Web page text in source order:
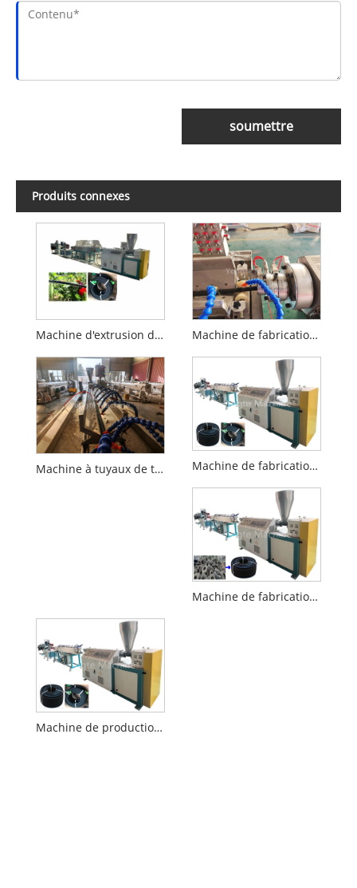
soumettre
Produits connexes
Machine d'extrusion de tuyaux d'infiltration en caoutchouc Machine de fabrication de tuyaux de trempage
Machine à tuyaux de trempage en caoutchouc Machine de fabrication de tuyaux d'irrigation par infiltration
Machine de fabrication de tuyaux de trempage en caoutchouc de 9-32 mm
Machine de production de tuyaux d'irrigation en caoutchouc Projet clé en main à l'aide de pneu déchet